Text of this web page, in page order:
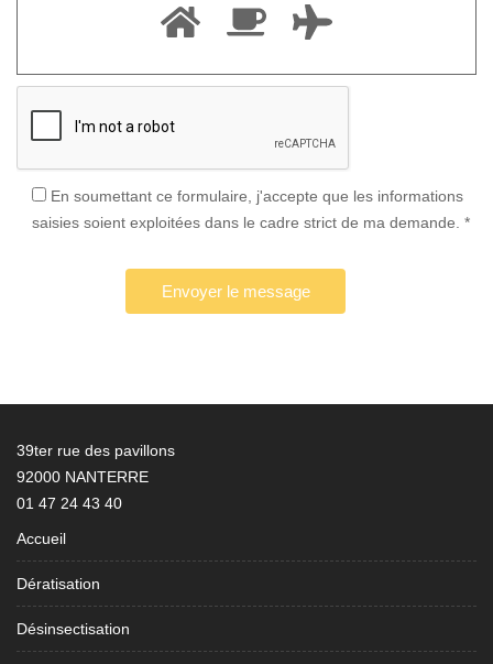
En soumettant ce formulaire, j'accepte que les informations
saisies soient exploitées dans le cadre strict de ma demande. *
39ter rue des pavillons
92000 NANTERRE
01 47 24 43 40
Accueil
Dératisation
Désinsectisation